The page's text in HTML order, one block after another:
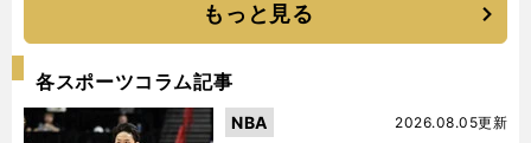
もっと見る
各スポーツコラム記事
2026.08.05更新
NBA